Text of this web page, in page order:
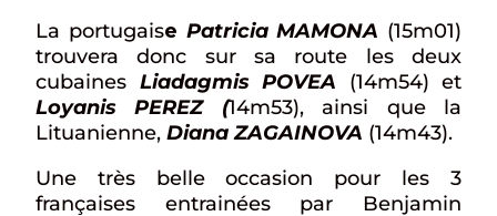
La portugaise Patricia MAMONA (15m01)
trouvera donc sur sa route les deux
cubaines Liadagmis POVEA (14m54) et
Loyanis PEREZ(14m53), ainsi que la
Lituanienne, Diana ZAGAINOVA (14m43).
Une très belle occasion pour les 3
françaises entrainées par Benjamin